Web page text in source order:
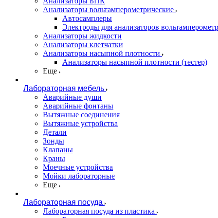
Анализаторы вольтамперометрические
Автосамплеры
Электроды для анализаторов
Анализаторы жидкости
Анализаторы клетчатки
Анализаторы насыпной плотности
Анализаторы насыпной плотности (тестер)
Еще
Лабораторная мебель
Аварийные души
Аварийные фонтаны
Вытяжные соединения
Вытяжные устройства
Детали
Зонды
Клапаны
Краны
Моечные устройства
Мойки лабораторные
Еще
Лабораторная посуда
Лабораторная посуда из пластика